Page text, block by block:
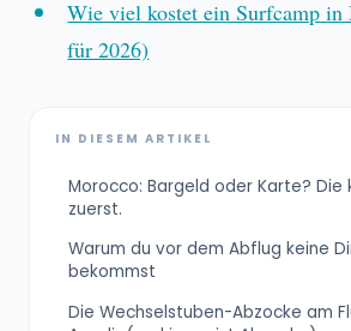
Wie viel kostet ein Surfcamp in
für 2026)
IN DIESEM ARTIKEL
Morocco: Bargeld oder Karte? Die
zuerst.
Warum du vor dem Abflug keine
bekommst
Die Wechselstuben-Abzocke am